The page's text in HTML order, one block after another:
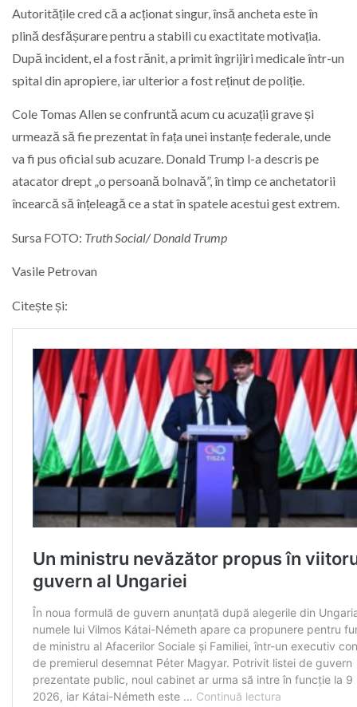
Autoritățile cred că a acționat singur, însă ancheta este în
plină desfășurare pentru a stabili cu exactitate motivația.
După incident, el a fost rănit, a primit îngrijiri medicale într-un
spital din apropiere, iar ulterior a fost reținut de poliție.
Cole Tomas Allense confruntă acum cu acuzații grave și
urmează să fie prezentat în fața unei instanțe federale, unde
va fi pus oficial sub acuzare. Donald Trump l-a descris pe
atacator drept „o persoană bolnavă”, în timp ce anchetatorii
încearcă să înțeleagă ce a stat în spatele acestui gest extrem.
Sursa FOTO: Truth Social/ Donald Trump
Vasile Petrovan
Citește și: